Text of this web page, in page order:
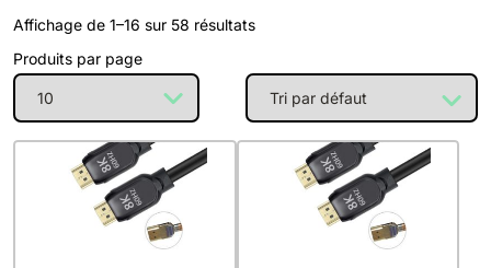
Affichage de 1–16 sur 58 résultats
Produits par page